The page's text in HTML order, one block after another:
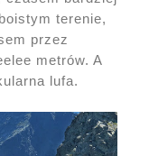
terenie,
przez
metrów. A
lufa.